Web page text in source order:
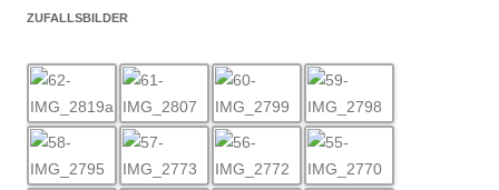
ZUFALLSBILDER